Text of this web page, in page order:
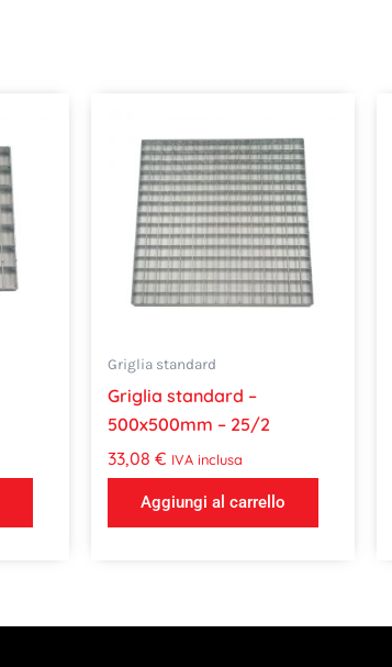
Griglia standard
Griglia standard –
500x500mm – 25/2
33,08 € IVA inclusa
Aggiungi al carrello